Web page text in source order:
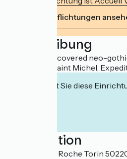
Ihre Verpflichtungen
Beschreibung
This little ivy-covered neo-
of the Mont Saint Michel.
Interessiert Sie diese
Localisation
34 route de la Roche Torin